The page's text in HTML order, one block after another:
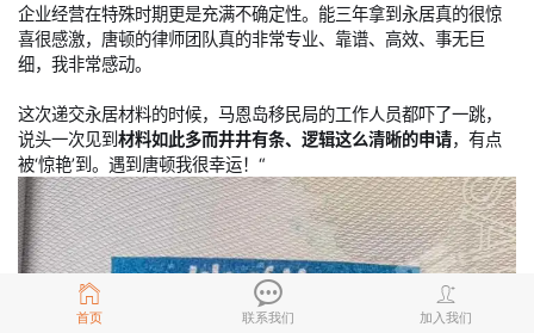
首页 联系我们 加入我们
企业经营在特殊时期更是充满不确定性。能三年拿到永居真的很惊
喜很感激，唐顿的律师团队真的非常专业、靠谱、高效、事无巨
细，我非常感动。
这次递交永居材料的时候，马恩岛移民局的工作人员都吓了一跳，
说头一次见到材料如此多而井井有条、逻辑这么清晰的申请，有点
被‘惊艳’到。遇到唐顿我很幸运！“